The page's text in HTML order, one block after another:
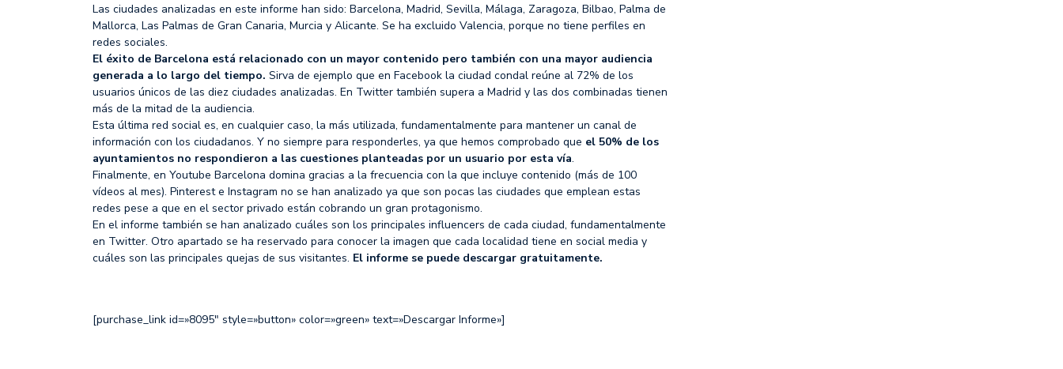
Las ciudades analizadas en este informe han sido: Barcelona, Madrid, Sevilla, Málaga, Zaragoza, Bilbao, Palma de
Mallorca, Las Palmas de Gran Canaria, Murcia y Alicante. Se ha excluido Valencia, porque no tiene perfiles en
redes sociales.
El éxito de Barcelona está relacionado con un mayor contenido pero también con una mayor audiencia
generada a lo largo del tiempo. Sirva de ejemplo que en Facebook la ciudad condal reúne al 72% de los
usuarios únicos de las diez ciudades analizadas. En Twitter también supera a Madrid y las dos combinadas tienen
más de la mitad de la audiencia.
Esta última red social es, en cualquier caso, la más utilizada, fundamentalmente para mantener un canal de
información con los ciudadanos. Y no siempre para responderles, ya que hemos comprobado que el 50% de los
ayuntamientos no respondieron a las cuestiones planteadas por un usuario por esta vía.
Finalmente, en Youtube Barcelona domina gracias a la frecuencia con la que incluye contenido (más de 100
vídeos al mes). Pinterest e Instagram no se han analizado ya que son pocas las ciudades que emplean estas
redes pese a que en el sector privado están cobrando un gran protagonismo.
En el informe también se han analizado cuáles son los principales influencers de cada ciudad, fundamentalmente
en Twitter. Otro apartado se ha reservado para conocer la imagen que cada localidad tiene en social media y
cuáles son las principales quejas de sus visitantes. El informe se puede descargar gratuitamente.
[purchase_link id=»8095″ style=»button» color=»green» text=»Descargar Informe»]